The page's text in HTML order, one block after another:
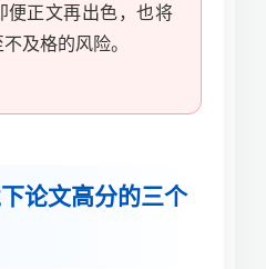
便正文再出色，也将
及格的风险。
论文高分的三个